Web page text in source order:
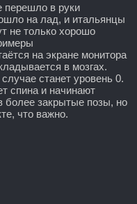
перешло в руки
на лад, и итальянцы
не только хорошо
на экране монитора
в мозгах.
станет уровень 0.
спина и начинают
более закрытые позы, но
что важно.